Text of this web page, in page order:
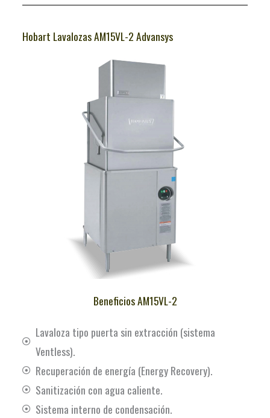
Hobart Lavalozas AM15VL-2 Advansys
Beneficios AM15VL-2
Lavaloza tipo puerta sin extracción (sistema
Ventless).
Recuperación de energía (Energy Recovery).
Sanitización con agua caliente.
Sistema interno de condensación.